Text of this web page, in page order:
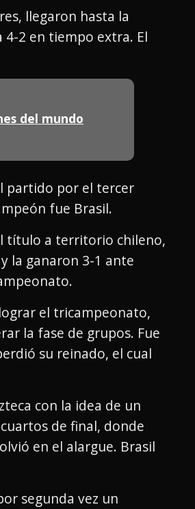
llegaron hasta la
2 en tiempo extra. El
del mundo
partido por el tercer
fue Brasil.
título a territorio chileno,
la ganaron 3-1 ante
el tricampeonato,
la fase de grupos. Fue
su reinado, el cual
con la idea de un
de final, donde
en el alargue. Brasil
segunda vez un